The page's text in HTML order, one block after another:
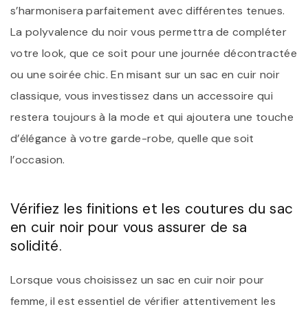
s’harmonisera parfaitement avec différentes tenues.
La polyvalence du noir vous permettra de compléter
votre look, que ce soit pour une journée décontractée
ou une soirée chic. En misant sur un sac en cuir noir
classique, vous investissez dans un accessoire qui
restera toujours à la mode et qui ajoutera une touche
d’élégance à votre garde-robe, quelle que soit
l’occasion.
Vérifiez les finitions et les coutures du sac
en cuir noir pour vous assurer de sa
solidité.
Lorsque vous choisissez un sac en cuir noir pour
femme, il est essentiel de vérifier attentivement les